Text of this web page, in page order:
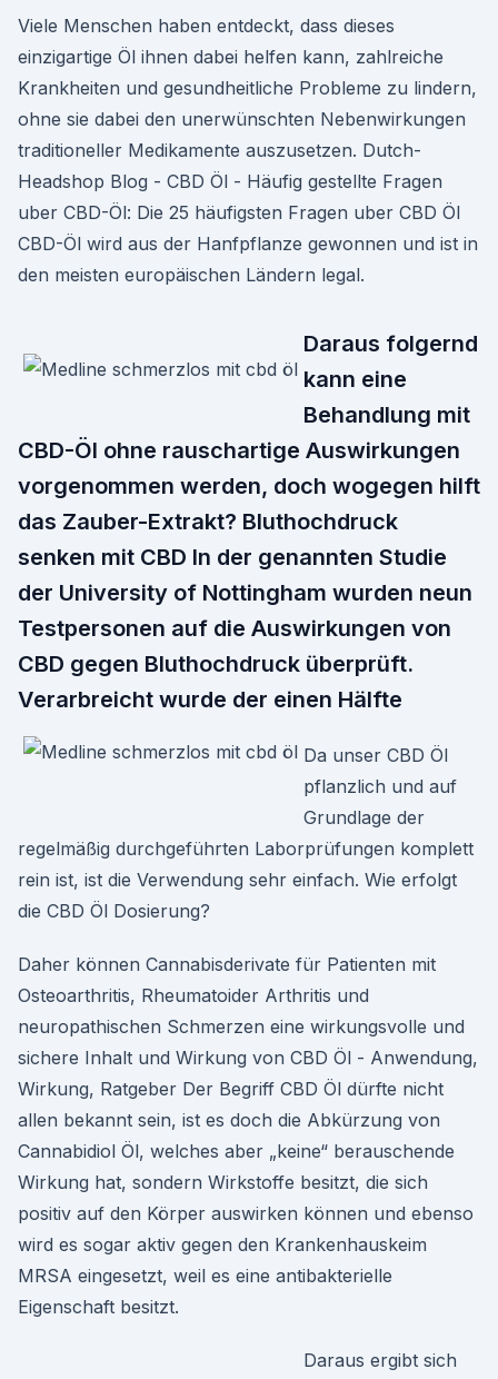
Viele Menschen haben entdeckt, dass dieses
einzigartige Öl ihnen dabei helfen kann, zahlreiche
Krankheiten und gesundheitliche Probleme zu lindern,
ohne sie dabei den unerwünschten Nebenwirkungen
traditioneller Medikamente auszusetzen. Dutch-
Headshop Blog - CBD Öl - Häufig gestellte Fragen
uber CBD-Öl: Die 25 häufigsten Fragen uber CBD Öl
CBD-Öl wird aus der Hanfpflanze gewonnen und ist in
den meisten europäischen Ländern legal.
Daraus folgernd
kann eine
Behandlung mit
CBD-Öl ohne rauschartige Auswirkungen
vorgenommen werden, doch wogegen hilft
das Zauber-Extrakt? Bluthochdruck
senken mit CBD In der genannten Studie
der University of Nottingham wurden neun
Testpersonen auf die Auswirkungen von
CBD gegen Bluthochdruck überprüft.
Verarbreicht wurde der einen Hälfte
Da unser CBD Öl
pflanzlich und auf
Grundlage der
regelmäßig durchgeführten Laborprüfungen komplett
rein ist, ist die Verwendung sehr einfach. Wie erfolgt
die CBD Öl Dosierung?
Daher können Cannabisderivate für Patienten mit
Osteoarthritis, Rheumatoider Arthritis und
neuropathischen Schmerzen eine wirkungsvolle und
sichere Inhalt und Wirkung von CBD Öl - Anwendung,
Wirkung, Ratgeber Der Begriff CBD Öl dürfte nicht
allen bekannt sein, ist es doch die Abkürzung von
Cannabidiol Öl, welches aber „keine“ berauschende
Wirkung hat, sondern Wirkstoffe besitzt, die sich
positiv auf den Körper auswirken können und ebenso
wird es sogar aktiv gegen den Krankenhauskeim
MRSA eingesetzt, weil es eine antibakterielle
Eigenschaft besitzt.
Daraus ergibt sich